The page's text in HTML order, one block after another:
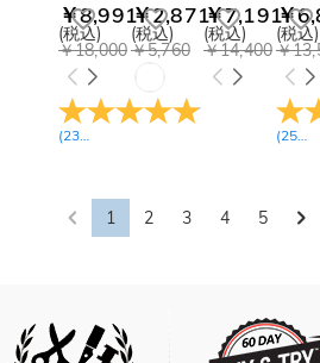
￥8,991
(税込)
￥18,000
(23レビュー
￥2,871
(税込)
￥5,760
￥7,191
(税込)
￥14,400
￥
(税込)
￥
(25レ
1 2 3 4 5